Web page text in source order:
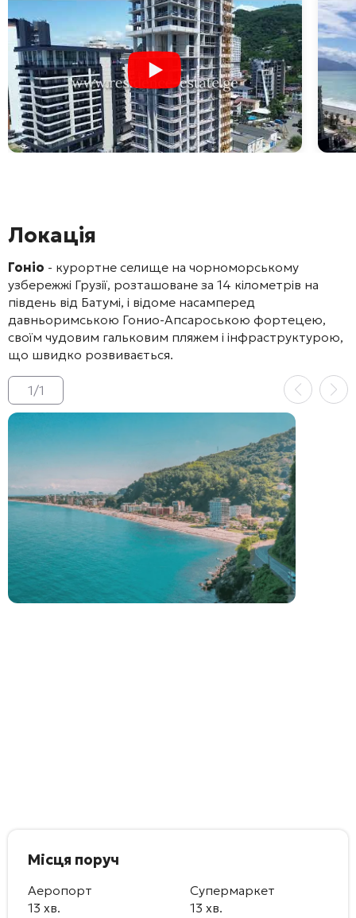
Локація
Гоніо - курортне селище на чорноморському
узбережжі Грузії, розташоване за 14 кілометрів на
південь від Батумі, і відоме насамперед
давньоримською Гонио-Апсароською фортецею,
своїм чудовим гальковим пляжем і інфраструктурою,
що швидко розвивається.
1/1
Місця поруч
Аеропорт
13 хв.
Супермаркет
13 хв.